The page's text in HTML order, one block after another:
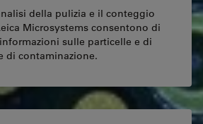
della pulizia e il conteggio
Microsystems consentono di
sulle particelle e di
di contaminazione.